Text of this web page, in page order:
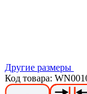
Другие размеры
Код товара: